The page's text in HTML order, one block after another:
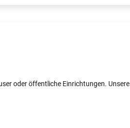
oder öffentliche Einrichtungen. Unsere